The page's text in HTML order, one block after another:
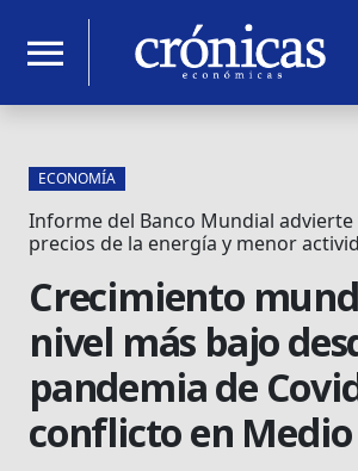
menu
ECONOMÍA
Informe del Banco Mundial
precios de la energía y menor
Crecimiento
nivel más bajo
pandemia de
conflicto en